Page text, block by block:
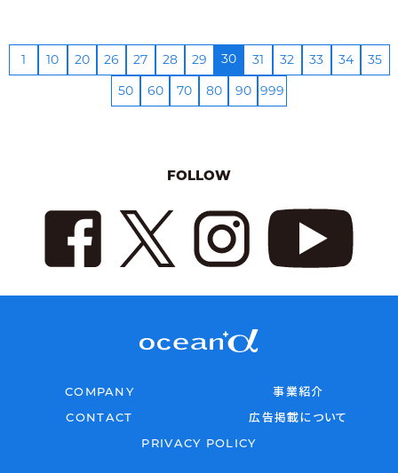
1 10 20 26 27 28 29 30 31 32 33 34
35
50
60 70 80 90 999
FOLLOW
COMPANY
事業紹介
CONTACT
広告掲載について
PRIVACY POLICY